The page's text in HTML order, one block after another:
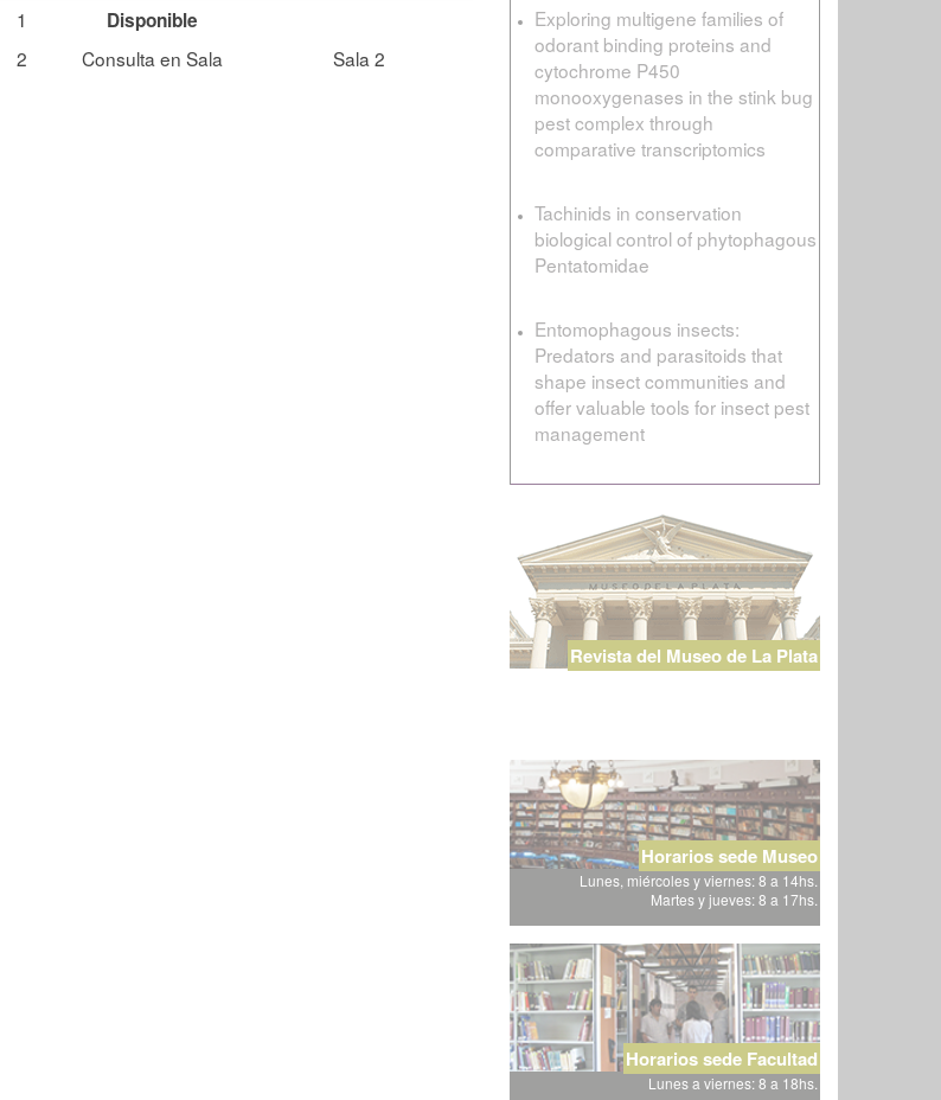
1
Disponible
2 Consulta en Sala Sala 2
Exploring multigene families of
odorant binding proteins and
cytochrome P450
monooxygenases in the stink bug
pest complex through
comparative transcriptomics
Tachinids in conservation
biological control of phytophagous
Pentatomidae
Entomophagous insects:
Predators and parasitoids that
shape insect communities and
offer valuable tools for insect pest
management
Revista del Museo de La Plata
Horarios sede Museo
Lunes, miércoles y viernes: 8 a 14hs.
Martes y jueves: 8 a 17hs.
Horarios sede Facultad
Lunes a viernes: 8 a 18hs.